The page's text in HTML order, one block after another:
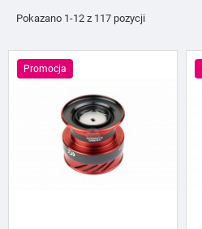
Pokazano 1-12 z 117 pozycji
Promocja